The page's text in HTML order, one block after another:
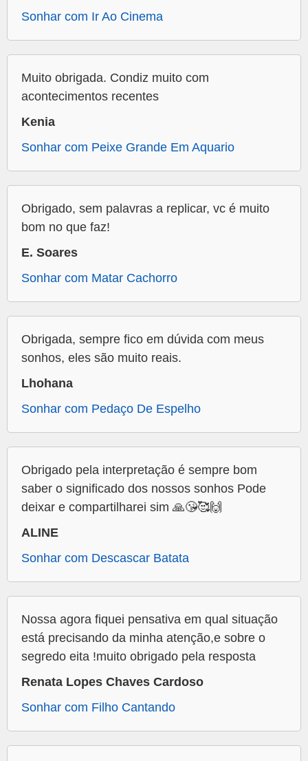
Sonhar com Ir Ao Cinema
Muito obrigada. Condiz muito com
acontecimentos recentes
Kenia
Sonhar com Peixe Grande Em Aquario
Obrigado, sem palavras a replicar, vc é muito
bom no que faz!
E. Soares
Sonhar com Matar Cachorro
Obrigada, sempre fico em dúvida com meus
sonhos, eles são muito reais.
Lhohana
Sonhar com Pedaço De Espelho
Obrigado pela interpretação é sempre bom
saber o significado dos nossos sonhos Pode
deixar e compartilharei sim 🙏😘🥰🙌
ALINE
Sonhar com Descascar Batata
Nossa agora fiquei pensativa em qual situação
está precisando da minha atenção,e sobre o
segredo eita !muito obrigado pela resposta
Renata Lopes Chaves Cardoso
Sonhar com Filho Cantando